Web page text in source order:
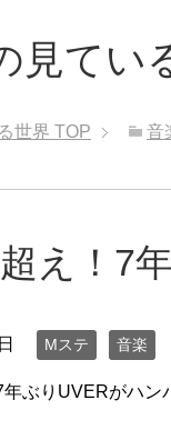
見てい
世界 TOP 音
え！7
Mステ 音楽
ぶりUVERがハン